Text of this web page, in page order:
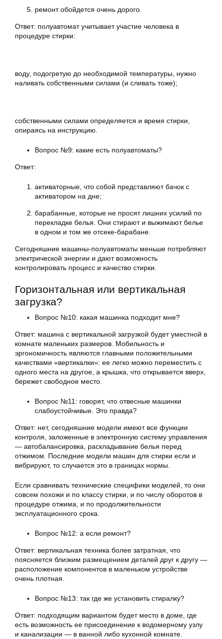
ремонт обойдется очень дорого.
Ответ: полуавтомат учитывает участие человека в
процедуре стирки:
воду, подогретую до необходимой температуры, нужно
наливать собственными силами (и сливать тоже);
собственными силами определяется и время стирки,
опираясь на инструкцию.
Вопрос №9: какие есть полуавтоматы?
Ответ:
активаторные, что собой представляют бачок с
активатором на дне;
барабанные, которые не просят лишних усилий по
перекладке белья. Они стирают и выжимают белье
в одном и том же отсеке-барабане.
Сегодняшние машины-полуавтоматы меньше потребляют
электрической энергии и дают возможность
контролировать процесс и качество стирки.
Горизонтальная или вертикальная
загрузка?
Вопрос №10: какая машинка подходит мне?
Ответ: машина с вертикальной загрузкой будет уместной в
комнате маленьких размеров. Мобильность и
эргономичность являются главными положительными
качествами «вертикалки»: ее легко можно переместить с
одного места на другое, а крышка, что открывается вверх,
бережет свободное место.
Вопрос №11: говорят, что отвесные машинки
слабоустойчивые. Это правда?
Ответ: нет, сегодняшние модели имеют все функции
контроля, заложенные в электронную систему управления
— автобалансировка, раскладывание белья перед
отжимом. Последние модели машин для стирки если и
вибрируют, то случается это в границах нормы.
Если сравнивать технические специфики моделей, то они
совсем похожи и по классу стирки, и по числу оборотов в
процедуре отжима, и по продолжительности
эксплуатационного срока.
Вопрос №12: а если ремонт?
Ответ: вертикальная техника более затратная, что
поясняется близким размещением деталей друг к другу —
расположение компонентов в маленьком устройстве
очень плотная.
Вопрос №13: так где же установить стиралку?
Ответ: подходящим вариантом будет место в доме, где
есть возможность ее присоединение к водомерному узлу
и канализации — в ванной либо кухонной комнате.